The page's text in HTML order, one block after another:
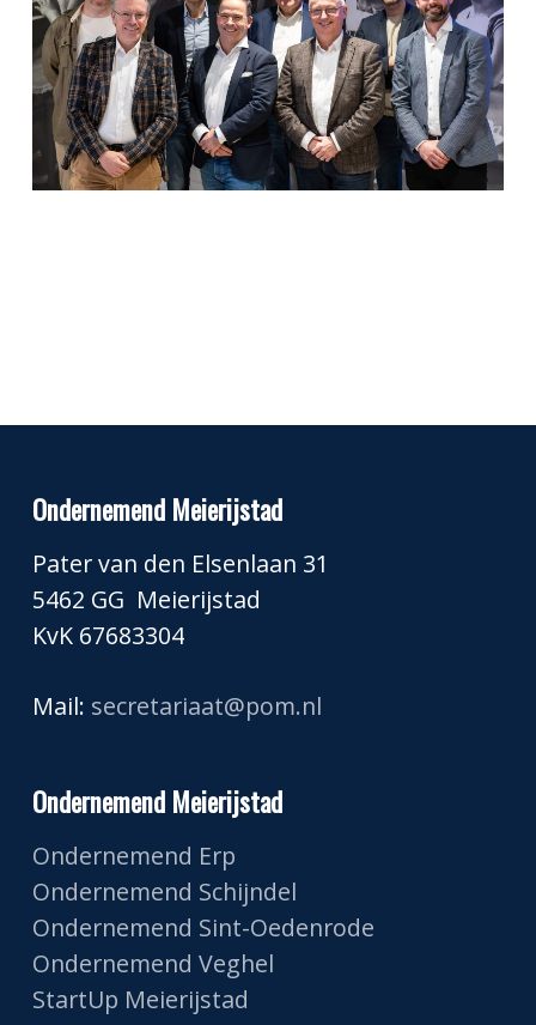
Ondernemend Meierijstad
Pater van den Elsenlaan 31
5462 GG Meierijstad
KvK 67683304
Mail: secretariaat@pom.nl
Ondernemend Meierijstad
Ondernemend Erp
Ondernemend Schijndel
Ondernemend Sint-Oedenrode
Ondernemend Veghel
StartUp Meierijstad